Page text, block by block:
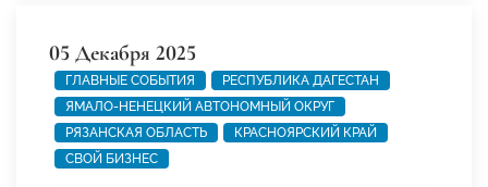
05 Декабря 2025
ГЛАВНЫЕ СОБЫТИЯ
РЕСПУБЛИКА ДАГЕСТАН
ЯМАЛО-НЕНЕЦКИЙ АВТОНОМНЫЙ ОКРУГ
РЯЗАНСКАЯ ОБЛАСТЬ
КРАСНОЯРСКИЙ КРАЙ
СВОЙ БИЗНЕС